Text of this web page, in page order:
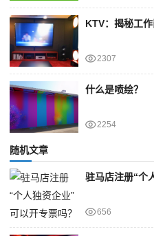
KTV：揭秘工
2307
什么是喷绘？
2254
随机文章
驻马店注册“个
656